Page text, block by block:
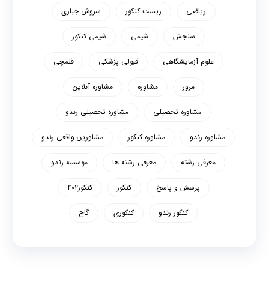
ریاضی زیست کنکور سروش جباری
سنجش شیمی شیمی کنکور
علوم آزمایشگاهی قبولی پزشکی قلمچی
مرور مشاوره مشاوره آنلاین
مشاوره تحصیلی مشاوره تحصیلی رندو
مشاوره رندو مشاوره کنکور مشاورین واقعی رندو
معرفی رشته معرفی رشته ها موسسه رندو
پرسش و پاسخ کنکور کنکور۴۰۲
کنکور رندو کنکوری گاج